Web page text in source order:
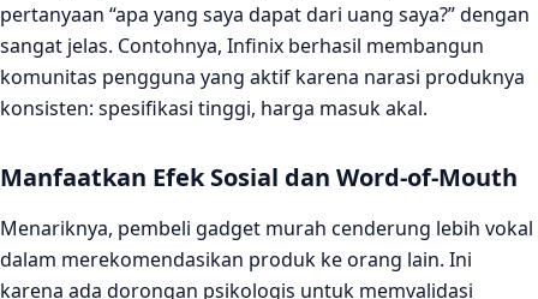
pertanyaan “apa yang saya dapat dari uang saya?” dengan
sangat jelas. Contohnya, Infinix berhasil membangun
komunitas pengguna yang aktif karena narasi produknya
konsisten: spesifikasi tinggi, harga masuk akal.
Manfaatkan Efek Sosial dan Word-of-Mouth
Menariknya, pembeli gadget murah cenderung lebih vokal
dalam merekomendasikan produk ke orang lain. Ini
karena ada dorongan psikologis untuk memvalidasi